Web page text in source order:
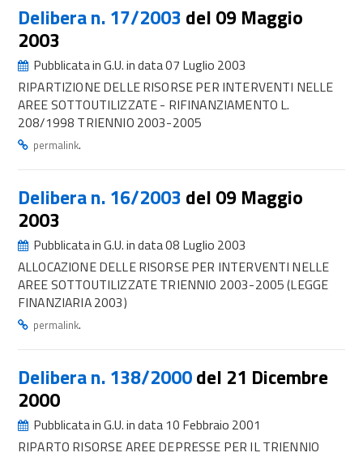
Delibera n. 17/2003 del 09 Maggio
2003
Pubblicata in G.U. in data 07 Luglio 2003
RIPARTIZIONE DELLE RISORSE PER INTERVENTI NELLE
AREE SOTTOUTILIZZATE - RIFINANZIAMENTO L.
208/1998 TRIENNIO 2003-2005
permalink.
Delibera n. 16/2003 del 09 Maggio
2003
Pubblicata in G.U. in data 08 Luglio 2003
ALLOCAZIONE DELLE RISORSE PER INTERVENTI NELLE
AREE SOTTOUTILIZZATE TRIENNIO 2003-2005 (LEGGE
FINANZIARIA 2003)
permalink.
Delibera n. 138/2000del 21 Dicembre
2000
Pubblicata in G.U. in data 10 Febbraio 2001
RIPARTO RISORSE AREE DEPRESSE PER IL TRIENNIO